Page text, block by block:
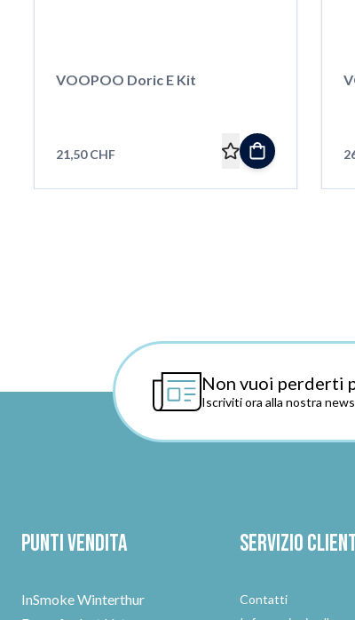
VOOPOO Doric E Kit
21,50 CHF
Non vuoi perderti
Iscriviti ora alla nostra
Punti vendita
InSmoke Winterthur
Servizio
Contatti